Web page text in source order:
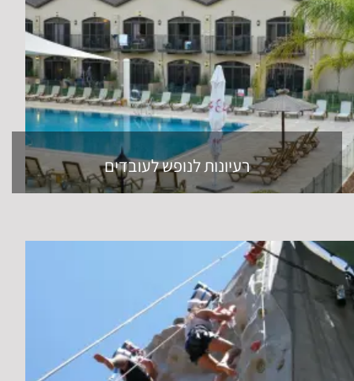
רעיונות לנופש לעובדים